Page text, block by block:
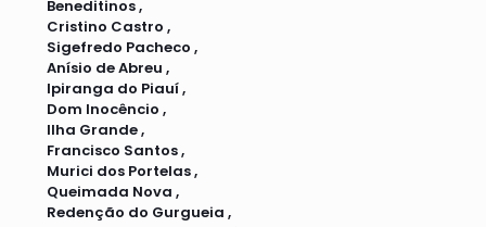
Beneditinos ,
Cristino Castro ,
Sigefredo Pacheco ,
Anísio de Abreu ,
Ipiranga do Piauí ,
Dom Inocêncio ,
Ilha Grande ,
Francisco Santos ,
Murici dos Portelas ,
Queimada Nova ,
Redenção do Gurgueia ,